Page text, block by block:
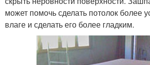
может помочь сделать потолок более
влаге и сделать его более гладким.